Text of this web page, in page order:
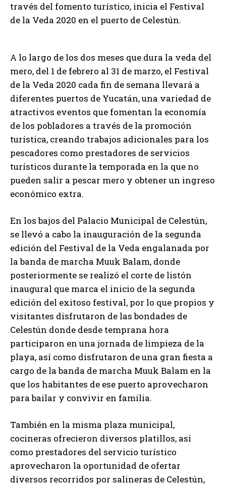
través del fomento turístico, inicia el Festival
de la Veda 2020 en el puerto de Celestún.
A lo largo de los dos meses que dura la veda del
mero, del 1 de febrero al 31 de marzo, el Festival
de la Veda 2020 cada fin de semana llevará a
diferentes puertos de Yucatán, una variedad de
atractivos eventos que fomentan la economía
de los pobladores a través de la promoción
turística, creando trabajos adicionales para los
pescadores como prestadores de servicios
turísticos durante la temporada en la que no
pueden salir a pescar mero y obtener un ingreso
económico extra.
En los bajos del Palacio Municipal de Celestún,
se llevó a cabo la inauguración de la segunda
edición del Festival de la Veda engalanada por
la banda de marcha Muuk Balam, donde
posteriormente se realizó el corte de listón
inaugural que marca el inicio de la segunda
edición del exitoso festival, por lo que propios y
visitantes disfrutaron de las bondades de
Celestún donde desde temprana hora
participaron en una jornada de limpieza de la
playa, así como disfrutaron de una gran fiesta a
cargo de la banda de marcha Muuk Balam en la
que los habitantes de ese puerto aprovecharon
para bailar y convivir en familia.
También en la misma plaza municipal,
cocineras ofrecieron diversos platillos, así
como prestadores del servicio turístico
aprovecharon la oportunidad de ofertar
diversos recorridos por salineras de Celestún,